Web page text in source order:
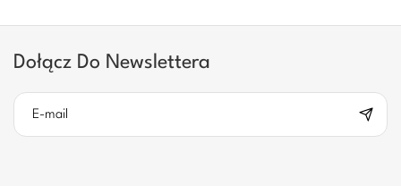
Dołącz Do Newslettera